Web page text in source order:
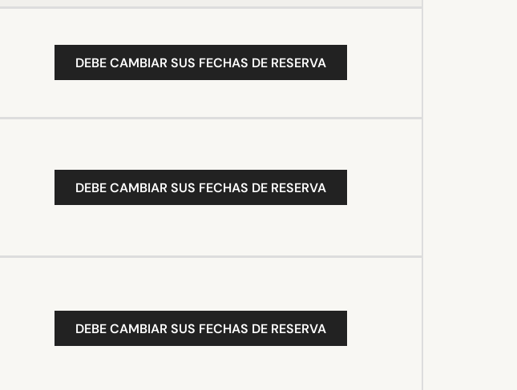
DEBE CAMBIAR SUS FECHAS DE RESERVA
DEBE CAMBIAR SUS FECHAS DE RESERVA
DEBE CAMBIAR SUS FECHAS DE RESERVA